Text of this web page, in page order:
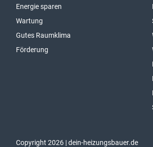
Energie sparen
Wartung
Gutes Raumklima
Förderung
Copyright 2026 | dein-heizungsbauer.de